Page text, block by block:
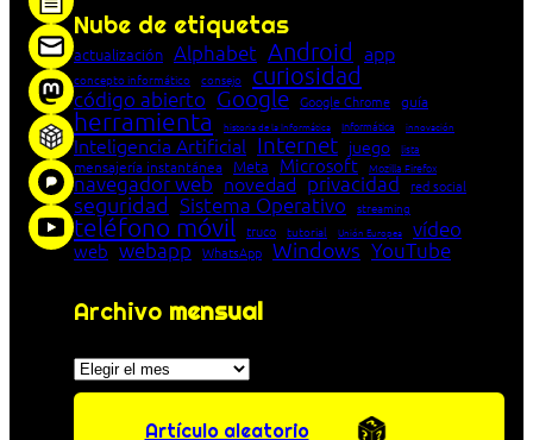
Nube de etiquetas
actualización Alphabet Android app
concepto informático consejo curiosidad
código abierto Google Google Chrome guía
herramienta historia de la Informática Informática innovación
Inteligencia Artificial Internet juego lista
mensajería instantánea Meta Microsoft Mozilla Firefox
navegador web novedad privacidad red social
seguridad Sistema Operativo streaming
teléfono móvil truco tutorial Unión Europea vídeo
web webapp WhatsApp Windows YouTube
Archivo mensual
Archivos
Artículo aleatorio